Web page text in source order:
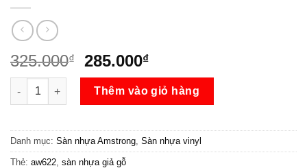
325.000₫
Giá
gốc
là:
325.000₫.
285.000₫Giá
hiện
tại
là:
285.000₫.
Sàn Nhựa Giả Gỗ SPC Hèm Khóa 4MM Amstrong AS622 số
Thêm vào giỏ hàng
Danh mục: Sàn nhựa Amstrong Sàn nhựa vinyl
Thẻ: aw622 sàn nhựa giả gỗ